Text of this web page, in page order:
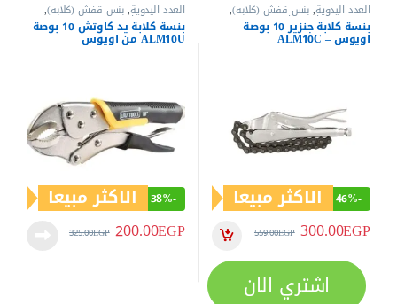
العدد اليدوية,بنس قفش (كلابه),
بنس وقصافات,مفاتيح عدةبنسة كلابة جنزير 10 بوصة
اويوس – ALM10C
-
46% الاكثر مبيعا
300.00EGP
559.00EGP
اشتري الان
العدد اليدوية,بنس قفش (كلابه),
بنس وقصافات بنسة كلابة يد كاوتش 10 بوصة
ALM10U من اويوس
-
38% الاكثر مبيعا
200.00EGP
325.00EGP